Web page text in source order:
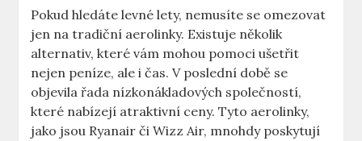
Pokud hledáte levné lety, nemusíte se omezovat
jen na tradiční aerolinky. Existuje několik
alternativ, které vám mohou pomoci ušetřit
nejen peníze, ale i čas. V poslední době se
objevila řada nízkonákladových společností,
které nabízejí atraktivní ceny. Tyto aerolinky,
jako jsou Ryanair či Wizz Air, mnohdy poskytují